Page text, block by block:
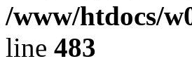
/www/htdocs/
line 483